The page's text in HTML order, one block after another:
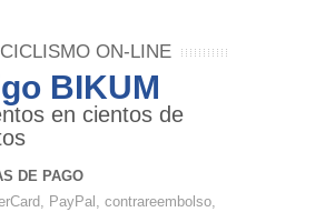
ON-LINE
BIKUM
en cientos de
DE PAGO
PayPal, contrareembolso,